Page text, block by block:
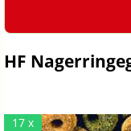
HF
17 x